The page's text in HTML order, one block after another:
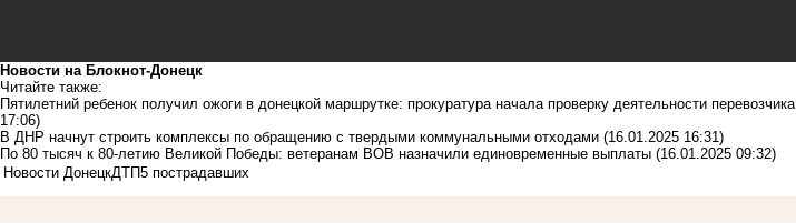
Новости на Блoкнoт-Донецк
Читайте также:
Пятилетний ребенок получил ожоги в донецкой маршрутке: прокуратура начала проверку деятельности перевозчика
17:06)
В ДНР начнут строить комплексы по обращению с твердыми коммунальными отходами (16.01.2025 16:31)
По 80 тысяч к 80-летию Великой Победы: ветеранам ВОВ назначили единовременные выплаты (16.01.2025 09:32)
Новости ДонецкДТП5 пострадавших